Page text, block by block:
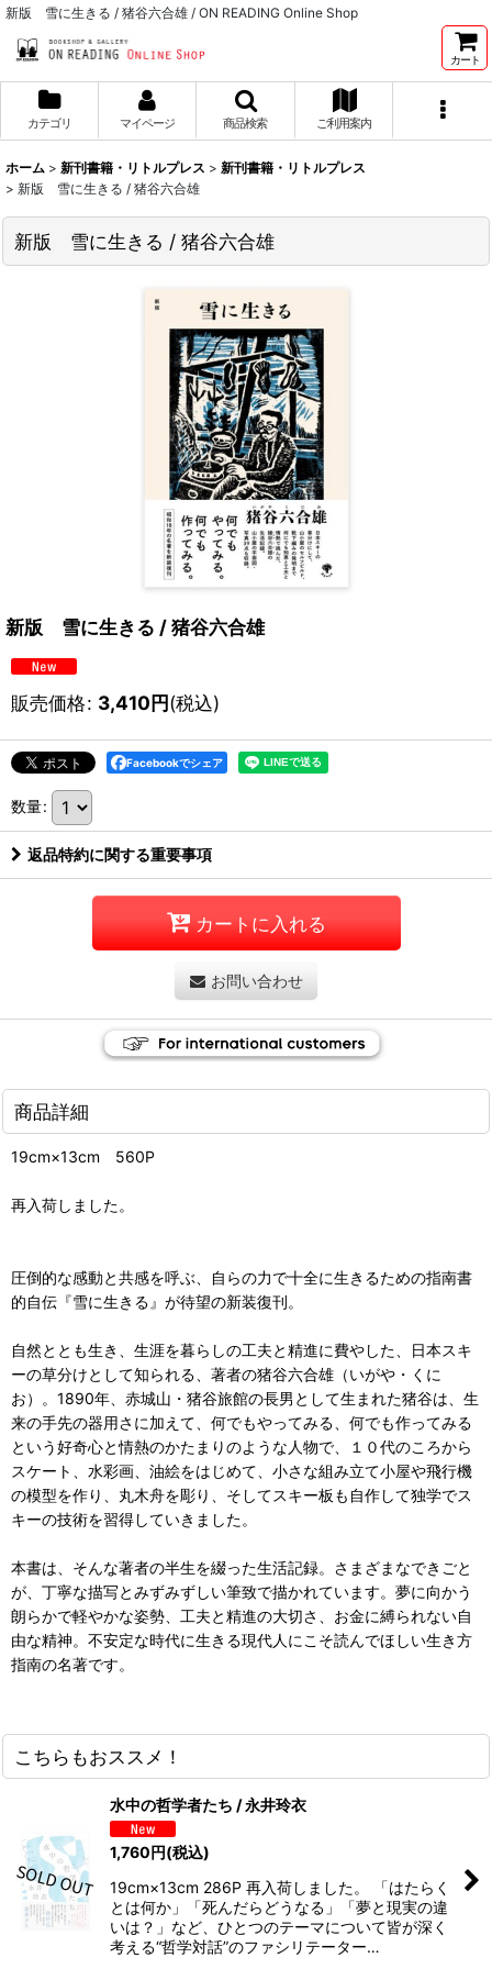
新版 雪に生きる / 猪谷六合雄 / ON READING Online Shop
カート
カテゴリ マイページ 商品検索 ご利用案内
ホーム > 新刊書籍・リトルプレス > 新刊書籍・リトルプレス
> 新版 雪に生きる / 猪谷六合雄
新版 雪に生きる / 猪谷六合雄
新版 雪に生きる / 猪谷六合雄
販売価格: 3,410円(税込)
Facebookでシェア
数量:
返品特約に関する重要事項
カートに入れる
お問い合わせ
商品詳細
19cm×13cm 560P
再入荷しました。
圧倒的な感動と共感を呼ぶ、自らの力で十全に生きるための指南書
的自伝『雪に生きる』が待望の新装復刊。
自然ととも生き、生涯を暮らしの工夫と精進に費やした、日本スキ
ーの草分けとして知られる、著者の猪谷六合雄（いがや・くに
お）。1890年、赤城山・猪谷旅館の長男として生まれた猪谷は、生
来の手先の器用さに加えて、何でもやってみる、何でも作ってみる
という好奇心と情熱のかたまりのような人物で、１０代のころから
スケート、水彩画、油絵をはじめて、小さな組み立て小屋や飛行機
の模型を作り、丸木舟を彫り、そしてスキー板も自作して独学でス
キーの技術を習得していきました。
本書は、そんな著者の半生を綴った生活記録。さまざまなできごと
が、丁寧な描写とみずみずしい筆致で描かれています。夢に向かう
朗らかで軽やかな姿勢、工夫と精進の大切さ、お金に縛られない自
由な精神。不安定な時代に生きる現代人にこそ読んでほしい生き方
指南の名著です。
こちらもおススメ！
水中の哲学者たち / 永井玲衣
1,760円(税込)
19cm×13cm 286P 再入荷しました。 「はたらく
とは何か」「死んだらどうなる」「夢と現実の違
いは？」など、ひとつのテーマについて皆が深く
考える“哲学対話”のファシリテーター…